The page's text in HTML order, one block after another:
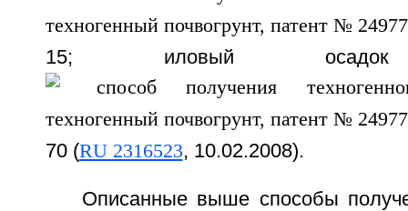
15; иловый
70 (RU 2316523, 10.02.2008).
Описанные выше способы